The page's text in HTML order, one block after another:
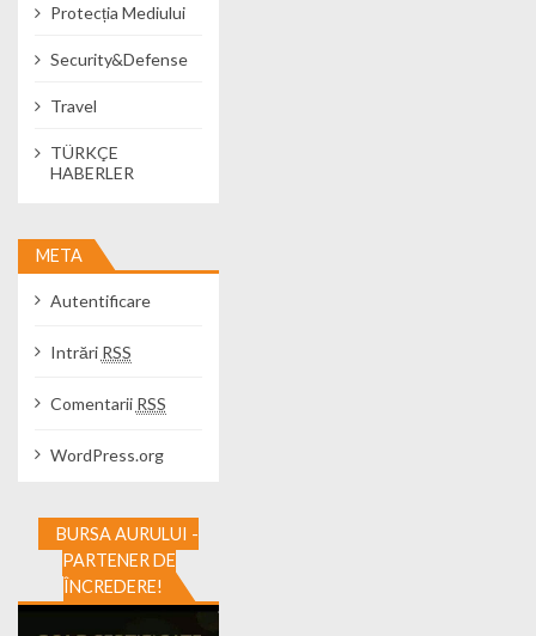
Protecția Mediului
Security&Defense
Travel
TÜRKÇE
HABERLER
META
Autentificare
Intrări RSS
Comentarii RSS
WordPress.org
BURSA AURULUI -
PARTENER DE
ÎNCREDERE!